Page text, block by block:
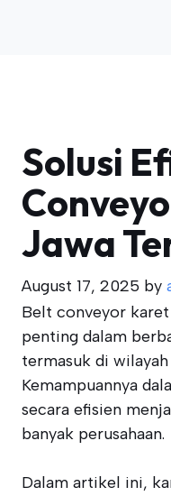
Solusi
Jawa
August 17, 2025 by
Belt conveyor
penting dalam
termasuk di wilayah
Kemampuannya
secara efisien
banyak perusahaan.
Dalam artikel ini,